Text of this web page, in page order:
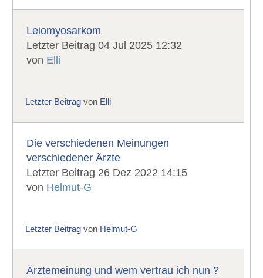
Leiomyosarkom
Letzter Beitrag 04 Jul 2025 12:32
von Elli
Letzter Beitrag von Elli
Die verschiedenen Meinungen
verschiedener Ärzte
Letzter Beitrag 26 Dez 2022 14:15
von Helmut-G
Letzter Beitrag von Helmut-G
Ärztemeinung und wem vertrau ich nun ?